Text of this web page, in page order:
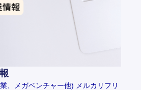
、メガベンチャー他) メルカリフリ